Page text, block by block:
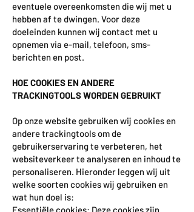
eventuele overeenkomsten die wij met u
hebben af te dwingen. Voor deze
doeleinden kunnen wij contact met u
opnemen via e-mail, telefoon, sms-
berichten en post.
HOE COOKIES EN ANDERE
TRACKINGTOOLS WORDEN GEBRUIKT
Op onze website gebruiken wij cookies en
andere trackingtools om de
gebruikerservaring te verbeteren, het
websiteverkeer te analyseren en inhoud te
personaliseren. Hieronder leggen wij uit
welke soorten cookies wij gebruiken en
wat hun doel is:
Essentiële cookies: Deze cookies zijn